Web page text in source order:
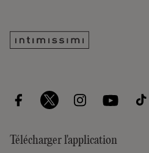
Télécharger l'application